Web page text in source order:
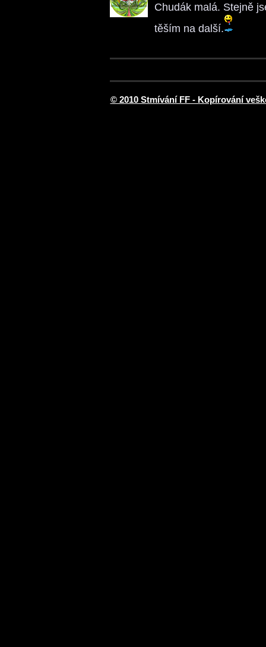
Chudák malá. Stejně
těším na další.
© 2010 Stmívání FF - Kopírování